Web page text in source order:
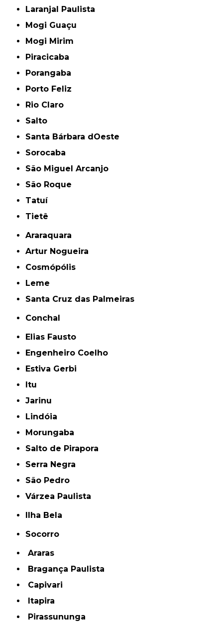
Laranjal Paulista
Mogi Guaçu
Mogi Mirim
Piracicaba
Porangaba
Porto Feliz
Rio Claro
Salto
Santa Bárbara dOeste
Sorocaba
São Miguel Arcanjo
São Roque
Tatuí
Tietê
Araraquara
Artur Nogueira
Cosmópólis
Leme
Santa Cruz das Palmeiras
Conchal
Elias Fausto
Engenheiro Coelho
Estiva Gerbi
Itu
Jarinu
Lindóia
Morungaba
Salto de Pirapora
Serra Negra
São Pedro
Várzea Paulista
Ilha Bela
Socorro
Araras
Bragança Paulista
Capivari
Itapira
Pirassununga